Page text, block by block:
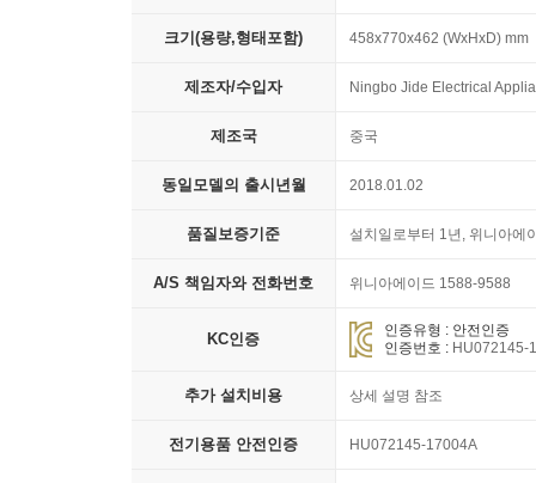
크기(용량,형태포함) 458x770x462 (WxHxD) mm
제조자/수입자 Ningbo Jide Electrical
제조국 중국
동일모델의 출시년월 2018.01.02
품질보증기준 설치일로부터 1년, 위니아에
A/S 책임자와 전화번호 위니아에이드 1588-9588
KC인증
인증유형 : 안전인증
인증번호 : HU072145-
추가 설치비용 상세 설명 참조
전기용품 안전인증 HU072145-17004A